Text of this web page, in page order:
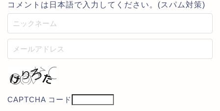
コメントは日本語で入力してください。(スパム対策)
CAPTCHA コード